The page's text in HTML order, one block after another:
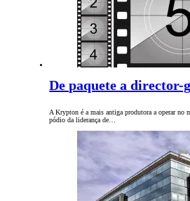
De paquete a director-
A Krypton é a mais antiga produtora a operar no
pódio da liderança de…